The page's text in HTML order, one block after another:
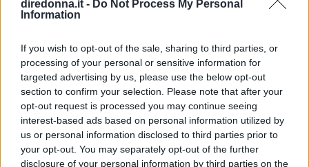
diredonna.it - Do Not Process My Personal
Information
If you wish to opt-out of the sale, sharing to third parties, or
processing of your personal or sensitive information for
targeted advertising by us, please use the below opt-out
section to confirm your selection. Please note that after your
opt-out request is processed you may continue seeing
interest-based ads based on personal information utilized by
us or personal information disclosed to third parties prior to
your opt-out. You may separately opt-out of the further
disclosure of your personal information by third parties on the
mettetelo in frigorifero. Quando la crema si sarà
servite il dolce in tavola.
Continua a leggere dopo la pubblicità
DOSI PER 4 PERSONE